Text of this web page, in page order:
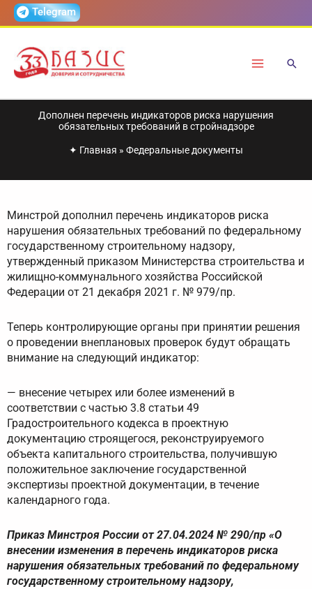
ПерейтиTelegram
Дополнен перечень индикаторов риска нарушения
обязательных требований в стройнадзоре
✦ Главная » Федеральные документы
Минстрой дополнил перечень индикаторов риска
нарушения обязательных требований по федеральному
государственному строительному надзору,
утвержденный приказом Министерства строительства и
жилищно-коммунального хозяйства Российской
Федерации от 21 декабря 2021 г. № 979/пр.
Теперь контролирующие органы при принятии решения
о проведении внеплановых проверок будут обращать
внимание на следующий индикатор:
— внесение четырех или более изменений в
соответствии с частью 3.8 статьи 49
Градостроительного кодекса в проектную
документацию строящегося, реконструируемого
объекта капитального строительства, получившую
положительное заключение государственной
экспертизы проектной документации, в течение
календарного года.
Приказ Минстроя России от 27.04.2024 № 290/пр «О
внесении изменения в перечень индикаторов риска
нарушения обязательных требований по федеральному
государственному строительному надзору,